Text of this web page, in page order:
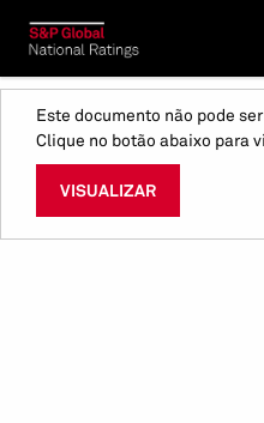
Este documento não pode
Clique no botão abaixo para
VISUALIZAR